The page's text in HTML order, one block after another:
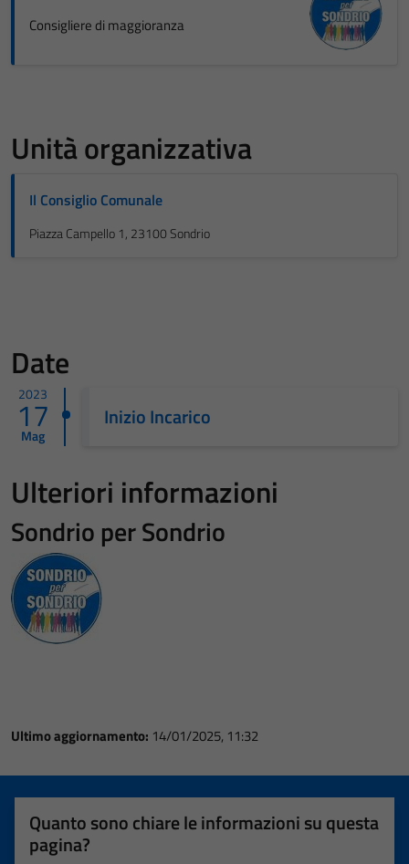
Consigliere di maggioranza
Unità organizzativa
Il Consiglio Comunale
Piazza Campello 1, 23100 Sondrio
Date
2023
17
Mag
Inizio Incarico
Ulteriori informazioni
Sondrio per Sondrio
Ultimo aggiornamento: 14/01/2025, 11:32
Quanto sono chiare le informazioni su questa
pagina?